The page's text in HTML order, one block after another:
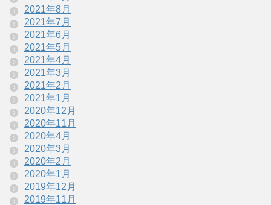
2021年8月
2021年7月
2021年6月
2021年5月
2021年4月
2021年3月
2021年2月
2021年1月
2020年12月
2020年11月
2020年4月
2020年3月
2020年2月
2020年1月
2019年12月
2019年11月